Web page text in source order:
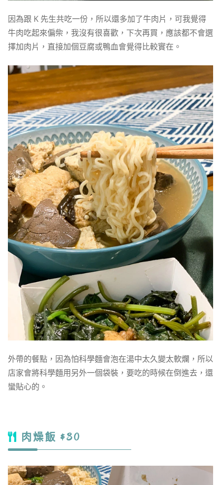
因為跟 K 先生共吃一份，所以還多加了牛肉片，可我覺得
牛肉吃起來偏柴，我沒有很喜歡，下次再買，應該都不會選
擇加肉片，直接加個豆腐或鴨血會覺得比較實在。
外帶的餐點，因為怕科學麵會泡在湯中太久變太軟爛，所以
店家會將科學麵用另外一個袋裝，要吃的時候在倒進去，還
蠻貼心的。
肉燥飯 $30